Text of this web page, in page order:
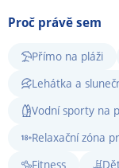
Proč právě sem
Přímo na pláži
Lehátka a
Vodní sporty na
Relaxační zóna
Fitness